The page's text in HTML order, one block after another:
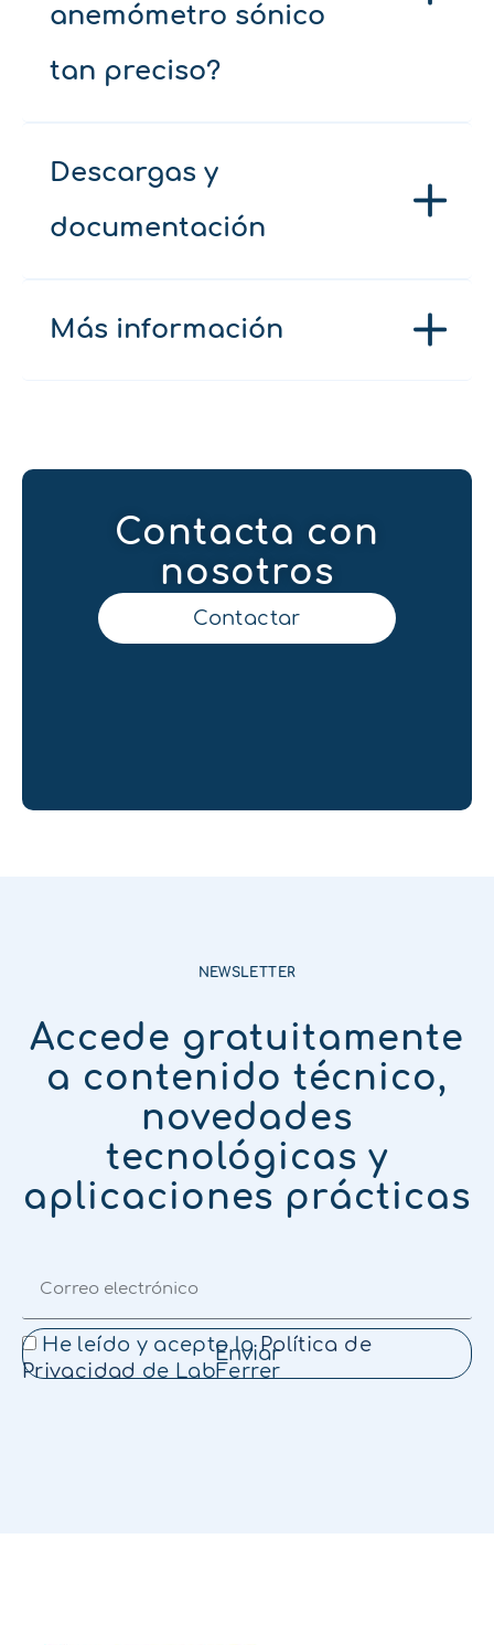
anemómetro sónico
tan preciso?
Descargas y
documentación
Más información
Contacta con
nosotros
Contactar
NEWSLETTER
Accede gratuitamente
a contenido técnico,
novedades
tecnológicas y
aplicaciones prácticas
He leído y acepto la Política de
Privacidad de LabFerrer
Enviar